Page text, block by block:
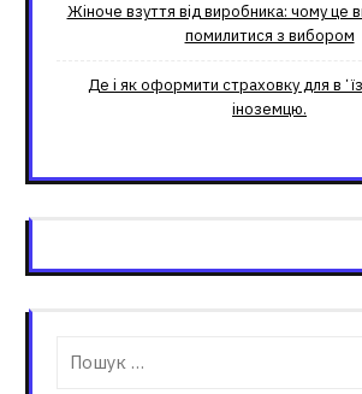
Жіноче взуття від виробника: чому це
помилитися з вибором
Де і як оформити страховку для
іноземцю.